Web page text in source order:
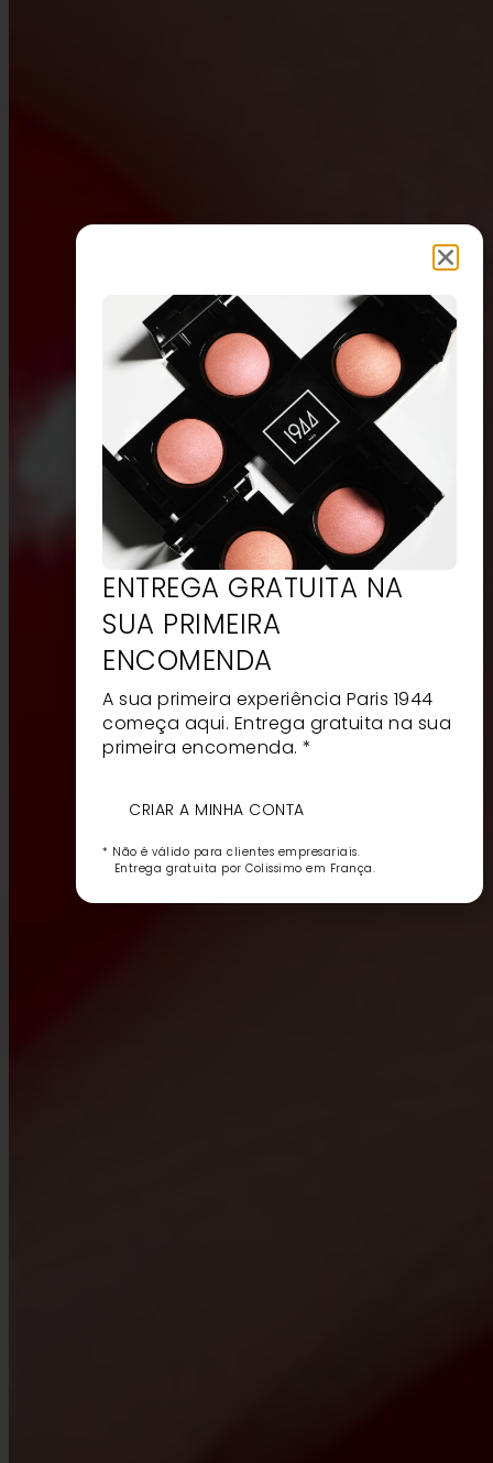
ENTREGA GRATUITA NA
SUA PRIMEIRA
ENCOMENDA
A sua primeira experiência Paris 1944
começa aqui. Entrega gratuita na sua
primeira encomenda. *
CRIAR A MINHA CONTA
* Não é válido para clientes empresariais.
Entrega gratuita por Colissimo em França.